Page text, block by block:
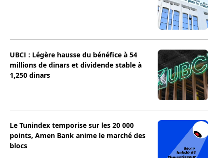
UBCI : Légère hausse du bénéfice à 54
millions de dinars et dividende stable à
1,250 dinars
Le Tunindex temporise sur les 20 000
points, Amen Bank anime le marché des
blocs